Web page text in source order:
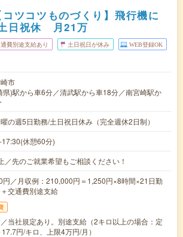
ツコツものづくり】飛行機に
日祝休 月21万
費別途支給あり 土日祝日が休み WEB登録OK
市
県)駅から車6分／清武駅から車18分／南宮崎駅か
の週5日勤務/土日祝日休み（完全週休2日制）
休憩60分)
／先のご就業希望もご相談ください！
円／月収例：210,000円＝1,250円×8時間×21日勤
交通費別途支給
当社規定あり。別途支給（2キロ以上の場合：定
円/キロ、上限4万円/月）